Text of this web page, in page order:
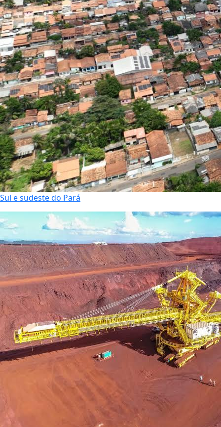
Sul e sudeste do Pará